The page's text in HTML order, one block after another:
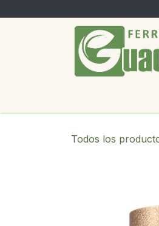
Todos los